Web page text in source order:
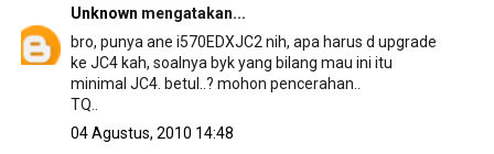
Unknown mengatakan...
bro, punya ane i570EDXJC2 nih, apa harus d upgrade
ke JC4 kah, soalnya byk yang bilang mau ini itu
minimal JC4. betul..? mohon pencerahan..
TQ..
04 Agustus, 2010 14:48